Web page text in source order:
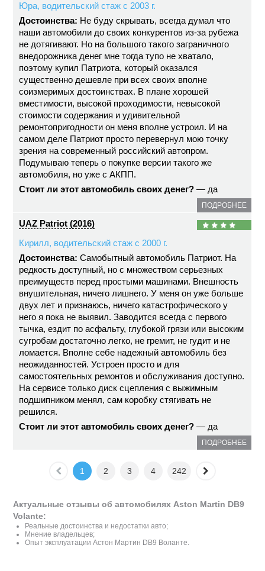
Юра, водительский стаж с 2003 г.
Достоинства: Не буду скрывать, всегда думал что
наши автомобили до своих конкурентов из-за рубежа
не дотягивают. Но на большого такого заграничного
внедорожника денег мне тогда тупо не хватало,
поэтому купил Патриота, который оказался
существенно дешевле при всех своих вполне
соизмеримых достоинствах. В плане хорошей
вместимости, высокой проходимости, невысокой
стоимости содержания и удивительной
ремонтопригодности он меня вполне устроил. И на
самом деле Патриот просто перевернул мою точку
зрения на современный российский автопром.
Подумываю теперь о покупке версии такого же
автомобиля, но уже с АКПП.
Стоит ли этот автомобиль своих денег? — да
ПОДРОБНЕЕ
UAZ Patriot (2016)
Кирилл, водительский стаж с 2000 г.
Достоинства: Самобытный автомобиль Патриот. На
редкость доступный, но с множеством серьезных
преимуществ перед простыми машинами. Внешность
внушительная, ничего лишнего. У меня он уже больше
двух лет и признаюсь, ничего катастрофического у
него я пока не выявил. Заводится всегда с первого
тычка, ездит по асфальту, глубокой грязи или высоким
сугробам достаточно легко, не гремит, не гудит и не
ломается. Вполне себе надежный автомобиль без
неожиданностей. Устроен просто и для
самостоятельных ремонтов и обслуживания доступно.
На сервисе только диск сцепления с выжимным
подшипником менял, сам коробку стягивать не
решился.
Стоит ли этот автомобиль своих денег? — да
ПОДРОБНЕЕ
1 2 3 4 242
Актуальные отзывы об автомобилях Aston Martin DB9
Volante:
Реальные достоинства и недостатки авто;
Мнение владельцев;
Опыт эксплуатации Астон Мартин DB9 Воланте.